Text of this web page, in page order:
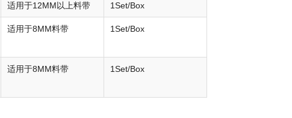
适用于12MM以上料带 1Set/Box
适用于8MM料带 1Set/Box
适用于8MM料带 1Set/Box